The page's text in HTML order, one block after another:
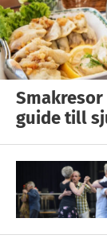
guide till